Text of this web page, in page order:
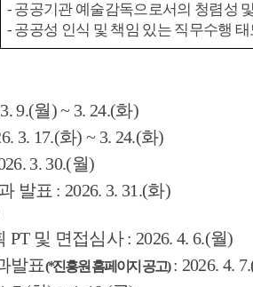
- 공공기관 예술감독으로서의 청렴성
- 공공성 인식 및 책임 있는 직무수행
9.(월) ~ 3. 24.(화)
3. 17.(화) ~ 3. 24.(화)
3. 30.(월)
발표 : 2026. 3. 31.(화)
PT 및 면접심사: 2026. 4. 6.(월)
발표(*진흥원 홈페이지 공고) : 2026. 4.